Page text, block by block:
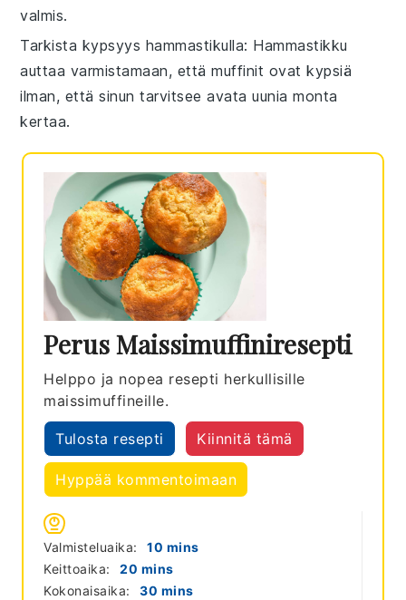
valmis.
Tarkista kypsyys hammastikulla: Hammastikku
auttaa varmistamaan, ettämuffinit ovat kypsiä
ilman, että sinun tarvitsee avata uunia monta
kertaa.
Perus Maissimuffiniresepti
Helppo ja nopea resepti herkullisille
maissimuffineille.
Tulosta resepti Kiinnitä tämä
Hyppää kommentoimaan
Valmisteluaika: 10 minutes
mins
Keittoaika:
20 minutes
mins
Kokonaisaika:
30 minutes
mins